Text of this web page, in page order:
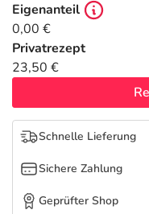
Eigenanteil
0,00 €
Privatrezept
23,50 €
Schnelle Lieferung
Sichere Zahlung
Geprüfter Shop